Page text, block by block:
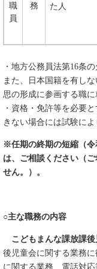
職
員
務
た人
・地方公務員法第16条
また、日本国籍を有し
思の形成に参画する職に
・資格・免許等を必要
きない場合には試験に
※任期の終期の短縮（令
は、ご相談ください（
せん。）。
○主な職務の内容
こどもまんな課放課
後児童会に関する業務
に関する業務、電話対